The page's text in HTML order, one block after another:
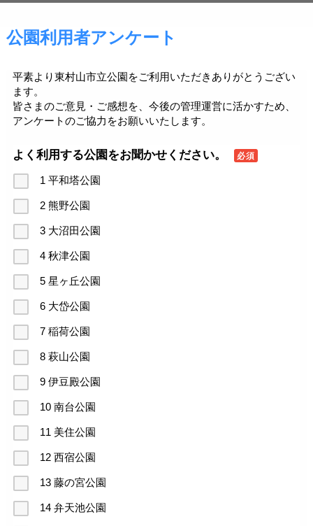
公園利用者アンケート
平素より東村山市立公園をご利用いただきありがとうござい
ます。
皆さまのご意見・ご感想を、今後の管理運営に活かすため、
アンケートのご協力をお願いいたします。
よく利用する公園をお聞かせください。 必須
1 平和塔公園
2 熊野公園
3 大沼田公園
4 秋津公園
5 星ヶ丘公園
6 大岱公園
7 稲荷公園
8 萩山公園
9 伊豆殿公園
10 南台公園
11 美住公園
12 西宿公園
13 藤の宮公園
14 弁天池公園